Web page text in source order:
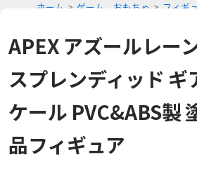
ホーム ゲーム、おもちゃ フィギ
APEX アズールレー
スプレンディッド ギ
ケール PVC&ABS製
品フィギュア